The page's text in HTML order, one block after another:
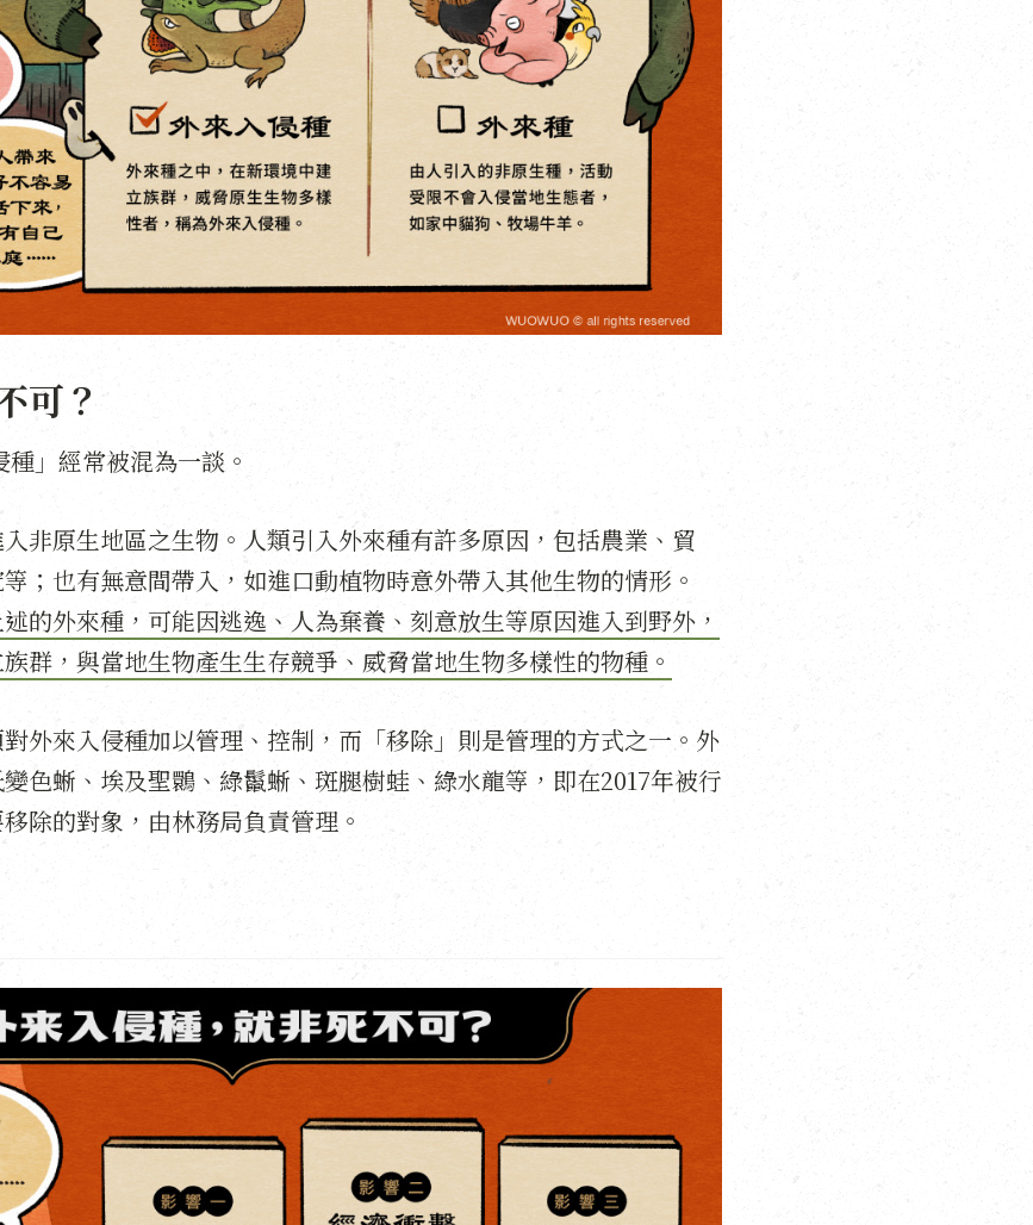
可？
種」經常被混為一談。
入非原生地區之生物。人類引入外來種有許多原因，包括農業、貿
；也有無意間帶入，如進口動植物時意外帶入其他生物的情形。
述的外來種，可能因逃逸、人為棄養、刻意放生等原因進入到野外，
群，與當地生物產生生存競爭、威脅當地生物多樣性的物種。
外來入侵種加以管理、控制，而「移除」則是管理的方式之一。外
色蜥、埃及聖䴉、綠鬣蜥、斑腿樹蛙、綠水龍等，即在2017年被行
除的對象，由林務局負責管理。